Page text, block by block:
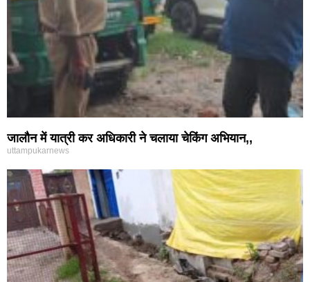
जालौन में यात्री कर अधिकारी ने चलाया चेकिंग अभियान,,
uttampukarnews